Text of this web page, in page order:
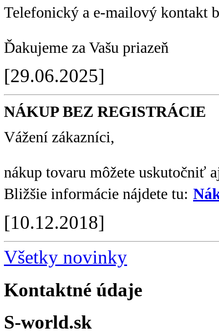
Telefonický a e-mailový kontakt
Ďakujeme za Vašu priazeň
[29.06.2025]
NÁKUP BEZ REGISTRÁCIE
Vážení zákazníci,
nákup tovaru môžete uskutočniť
Bližšie informácie nájdete tu:
[10.12.2018]
Všetky novinky
Kontaktné údaje
S-world.sk